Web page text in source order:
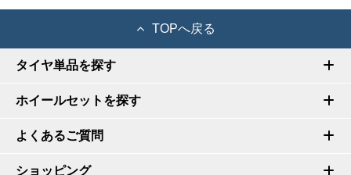
TOPへ戻る
タイヤ単品を探す
ホイールセットを探す
よくあるご質問
ショッピング